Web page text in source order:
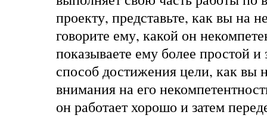
проекту, представьте, как вы на
говорите ему, какой он
показываете ему более простой
способ достижения цели, как вы
внимания на его
он работает хорошо и затем